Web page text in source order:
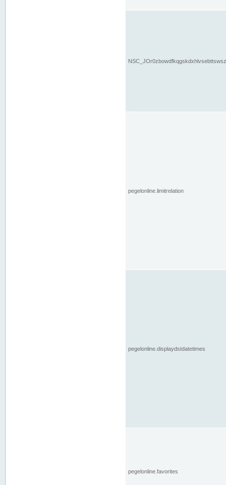
pegelonline.limitrelation
pegelonline.displaydstdatetimes
pegelonline.favorites